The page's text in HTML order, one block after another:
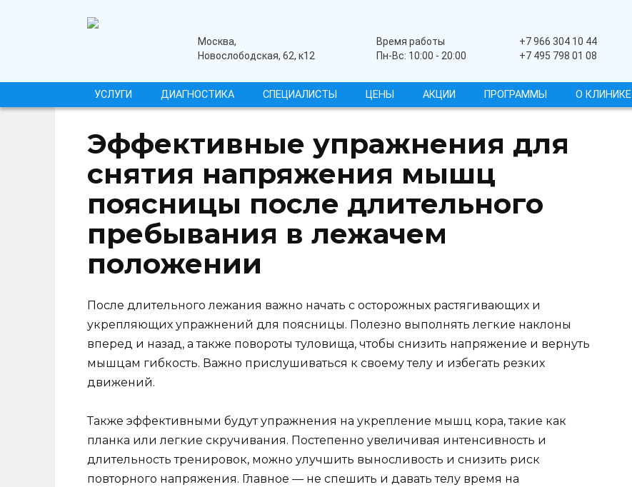
медицинский центрМосква,
Новослободская, 62, к12
Время работы
Пн-Вс: 10:00 - 20:00
+7 966 304 10 44
+7 495 798 01 08
УСЛУГИ ДИАГНОСТИКА СПЕЦИАЛИСТЫ ЦЕНЫ АКЦИИ ПРОГРАММЫ О КЛИНИКЕ
Эффективные упражнения для
снятия напряжения мышц
поясницы после длительного
пребывания в лежачем
положении
После длительного лежания важно начать с осторожных растягивающих и
укрепляющих упражнений для поясницы. Полезно выполнять легкие наклоны
вперед и назад, а также повороты туловища, чтобы снизить напряжение и вернуть
мышцам гибкость. Важно прислушиваться к своему телу и избегать резких
движений.
Также эффективными будут упражнения на укрепление мышц кора, такие как
планка или легкие скручивания. Постепенно увеличивая интенсивность и
длительность тренировок, можно улучшить выносливость и снизить риск
повторного напряжения. Главное — не спешить и давать телу время на